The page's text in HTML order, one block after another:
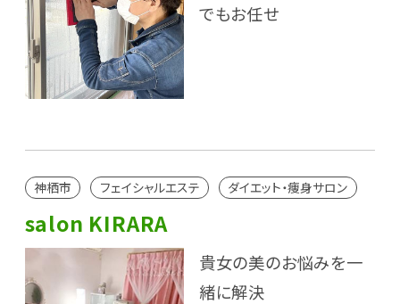
でもお任せ
神栖市 フェイシャルエステ ダイエット・痩身サロン
salon KIRARA
貴女の美のお悩みを一
緒に解決